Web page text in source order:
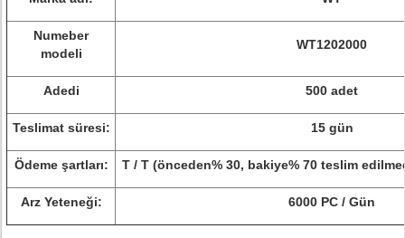
Numeber
modeli
WT1202000
Adedi 500 adet
Teslimat süresi: 15 gün
Ödeme şartları: T / T (önceden% 30, bakiye% 70 teslim
Arz Yeteneği: 6000 PC / Gün